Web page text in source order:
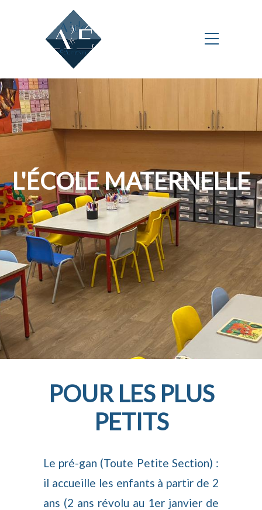
L'ÉCOLE MATERNELLE
POUR LES PLUS
PETITS
Le pré-gan (Toute Petite Section) :
il accueille les enfants à partir de 2
ans (2 ans révolu au 1er janvier de